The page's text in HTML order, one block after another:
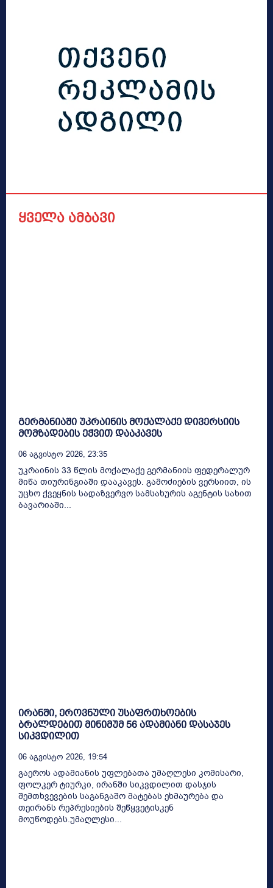
ყველა ამბავი
გერმანიაში უკრაინის მოქალაქე დივერსიის
მომზადების ეჭვით დააკავეს
06 Აგვისტო 2026, 23:35
უკრაინის 33 წლის მოქალაქე გერმანიის ფედერალურ
მიწა თიურინგიაში დააკავეს. გამოძიების ვერსიით, ის
უცხო ქვეყნის სადაზვერვო სამსახურის აგენტის სახით
ბავარიაში...
ირანში, ეროვნული უსაფრთხოების
ბრალდებით მინიმუმ 56 ადამიანი დასაჯეს
სიკვდილით
06 Აგვისტო 2026, 19:54
გაეროს ადამიანის უფლებათა უმაღლესი კომისარი,
ფოლკერ ტიურკი, ირანში სიკვდილით დასჯის
შემთხვევების საგანგაშო მატებას ეხმაურება და
თეირანს რეპრესიების შეწყვეტისკენ
მოუწოდებს.უმაღლესი...